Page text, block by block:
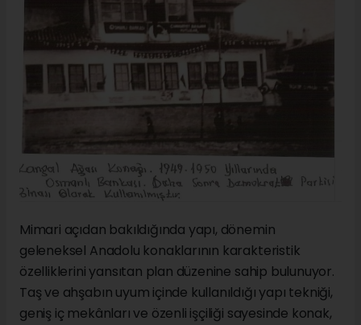
Mimari açıdan bakıldığında yapı, dönemin
geleneksel Anadolu konaklarının karakteristik
özelliklerini yansıtan plan düzenine sahip bulunuyor.
Taş ve ahşabın uyum içinde kullanıldığı yapı tekniği,
geniş iç mekânları ve özenli işçiliği sayesinde konak,